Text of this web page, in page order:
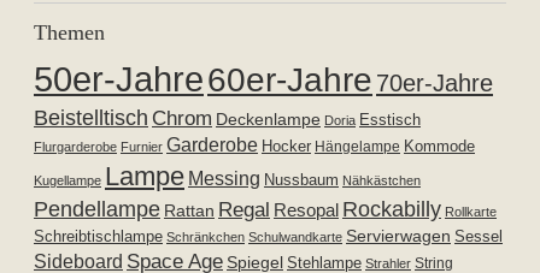
Themen
50er-Jahre60er-Jahre 70er-Jahre
Beistelltisch Chrom Deckenlampe Doria Esstisch
Flurgarderobe Furnier Garderobe Hocker Hängelampe Kommode
Kugellampe Lampe Messing Nussbaum Nähkästchen
Pendellampe Rattan Regal Resopal Rockabilly Rollkarte
Schreibtischlampe Schränkchen Schulwandkarte Servierwagen Sessel
Sideboard Space Age Spiegel Stehlampe Strahler String